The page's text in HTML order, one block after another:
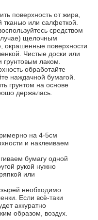
поверхность от жира,
тканью или салфеткой.
средством
щелочным
окрашенные поверхности
Чистые доски или
лаком.
обработайте
наждачной бумагой.
грунтом на основе
держалась.
на 4-5см
и наклеиваем
бумагу одной
рукой нужно
или
необходимо
Если всё-таки
аккуратно
образом, воздух.